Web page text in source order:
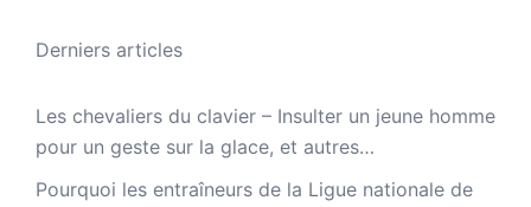
Derniers articles
Les chevaliers du clavier – Insulter un jeune homme
pour un geste sur la glace, et autres…
Pourquoi les entraîneurs de la Ligue nationale de